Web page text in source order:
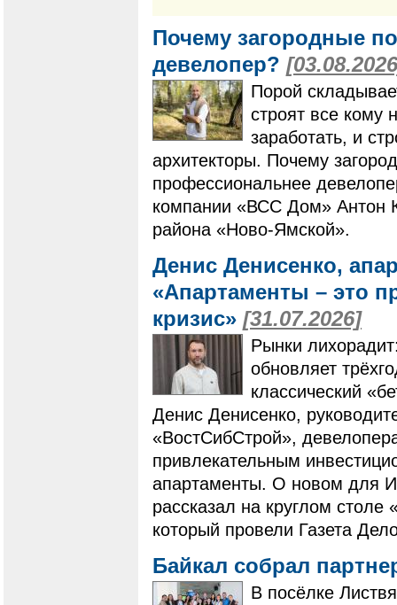
Почему загородные
девелопер?
Порой
строят все
заработать, и
архитекторы. Почему
профессиональнее
компании «ВСС Дом» Антон
района «Ново-Ямской».
Денис Денисенко,
«Апартаменты – это
кризис» [31.07.2026]
Рынки
обновляет
классический
Денис Денисенко,
«ВостСибСтрой»,
привлекательным
апартаменты. О новом для
рассказал на круглом столе
который провели Газета
Байкал собрал
В посёлке